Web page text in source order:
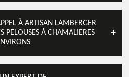
À ARTISAN LAMBERGER
PELOUSES À CHAMALIERES